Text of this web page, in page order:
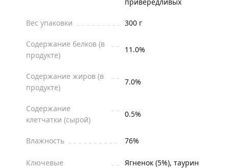
Вес упаковки 300 г
Содержание белков (в
продукте)
11.0%
Содержание жиров (в
продукте)
7.0%
Содержание
клетчатки (сырой)
0.5%
Влажность 76%
Ключевые
Ягненок (5%), таурин